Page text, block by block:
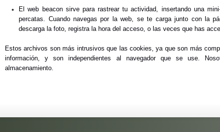
El web beacon sirve para rastrear tu actividad, insertando una
percatas. Cuando navegas por la web, se te carga junto con la
descarga la foto, registra la hora del acceso, o las veces que has
Estos archivos son más intrusivos que las cookies, ya que son más
información, y son independientes al navegador que se use.
almacenamiento.